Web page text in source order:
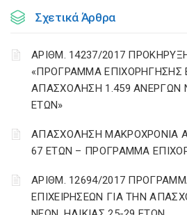
Σχετικά Άρθρα
ΑΡΙΘΜ. 14237/2017
«ΠΡΟΓΡΑΜΜΑ ΕΠΙΧΟΡΗΓΗΣΗΣ
ΑΠΑΣΧΟΛΗΣΗ 1.459 ΑΝΕΡΓΩΝ
ΕΤΩΝ»
ΑΠΑΣΧΟΛΗΣΗ ΜΑΚΡΟΧΡΟΝΙΑ
67 ΕΤΩΝ – ΠΡΟΓΡΑΜΜΑ
ΑΡΙΘΜ. 12694/2017
ΕΠΙΧΕΙΡΗΣΕΩΝ ΓΙΑ ΤΗΝ